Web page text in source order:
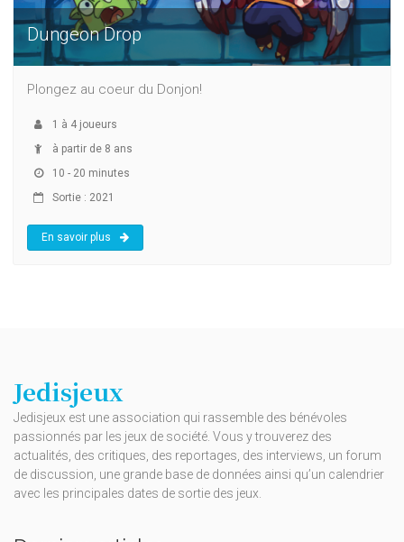
Dungeon Drop
Plongez au coeur du Donjon!
1 à 4 joueurs
à partir de 8 ans
10 - 20 minutes
Sortie : 2021
En savoir plus
Jedisjeux
Jedisjeux est une association qui rassemble des bénévoles
passionnés par les jeux de société. Vous y trouverez des
actualités, des critiques, des reportages, des interviews, un forum
de discussion, une grande base de données ainsi qu’un calendrier
avec les principales dates de sortie des jeux.